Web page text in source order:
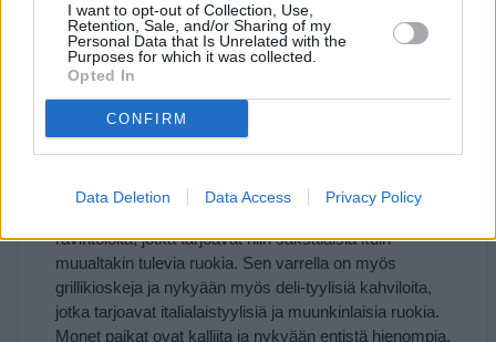
I want to opt-out of Collection, Use,
Retention, Sale, and/or Sharing of my
Personal Data that Is Unrelated with the
Purposes for which it was collected.
Opted In
CONFIRM
Data Deletion Data Access Privacy Policy
Ydinkeskusta
Frankfurtin pääasiallinen korkeatasoinen ravintolakatu
on An der Hauptwache -aukiolta Alte Operille eli
Strasse, jonka paikalliset tuntevat nimellä Fressgass
ravintoloita, jotka tarjoavat niin saksalaisia kuin
muualtakin tulevia ruokia. Sen varrella on myös
grillikioskeja ja nykyään myös deli-tyylisiä kahviloita,
jotka tarjoavat italialaistyylisiä ja muunkinlaisia ruokia.
Monet paikat ovat kalliita ja nykyään entistä hienompia,